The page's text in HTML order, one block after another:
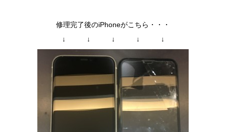
修理完了後のiPhoneがこちら・・・
↓ ↓ ↓ ↓ ↓